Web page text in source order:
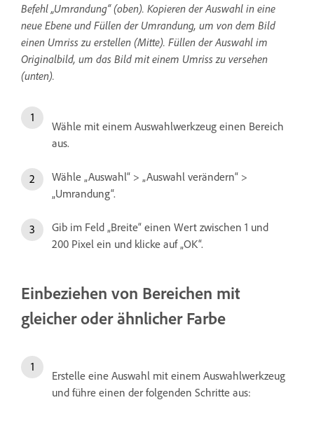
Befehl „Umrandung“ (oben). Kopieren der Auswahl in eine
neue Ebene und Füllen der Umrandung, um von dem Bild
einen Umriss zu erstellen (Mitte). Füllen der Auswahl im
Originalbild, um das Bild mit einem Umriss zu versehen
(unten).
Wähle mit einem Auswahlwerkzeug einen Bereich
aus.
Wähle „Auswahl“ > „Auswahl verändern“ >
„Umrandung“.
Gib im Feld „Breite“ einen Wert zwischen 1 und
200 Pixel ein und klicke auf „OK“.
Einbeziehen von Bereichen mit
gleicher oder ähnlicher Farbe
Erstelle eine Auswahl mit einem Auswahlwerkzeug
und führe einen der folgenden Schritte aus: